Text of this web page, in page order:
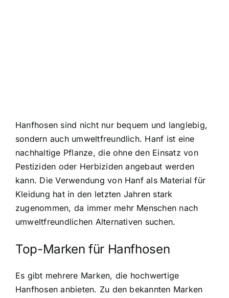
Hanfhosen sind nicht nur bequem und langlebig,
sondern auch umweltfreundlich. Hanf ist eine
nachhaltige Pflanze, die ohne den Einsatz von
Pestiziden oder Herbiziden angebaut werden
kann. Die Verwendung von Hanf als Material für
Kleidung hat in den letzten Jahren stark
zugenommen, da immer mehr Menschen nach
umweltfreundlichen Alternativen suchen.
Top-Marken für Hanfhosen
Es gibt mehrere Marken, die hochwertige
Hanfhosen anbieten. Zu den bekannten Marken